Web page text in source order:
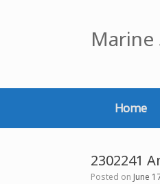
Home
2302241
Posted on June